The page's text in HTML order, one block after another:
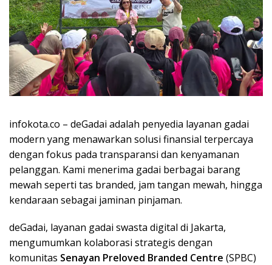
infokota.co – deGadai adalah penyedia layanan gadai
modern yang menawarkan solusi finansial terpercaya
dengan fokus pada transparansi dan kenyamanan
pelanggan. Kami menerima gadai berbagai barang
mewah seperti tas branded, jam tangan mewah, hingga
kendaraan sebagai jaminan pinjaman.
deGadai, layanan gadai swasta digital di Jakarta,
mengumumkan kolaborasi strategis dengan
komunitas Senayan Preloved Branded Centre (SPBC)